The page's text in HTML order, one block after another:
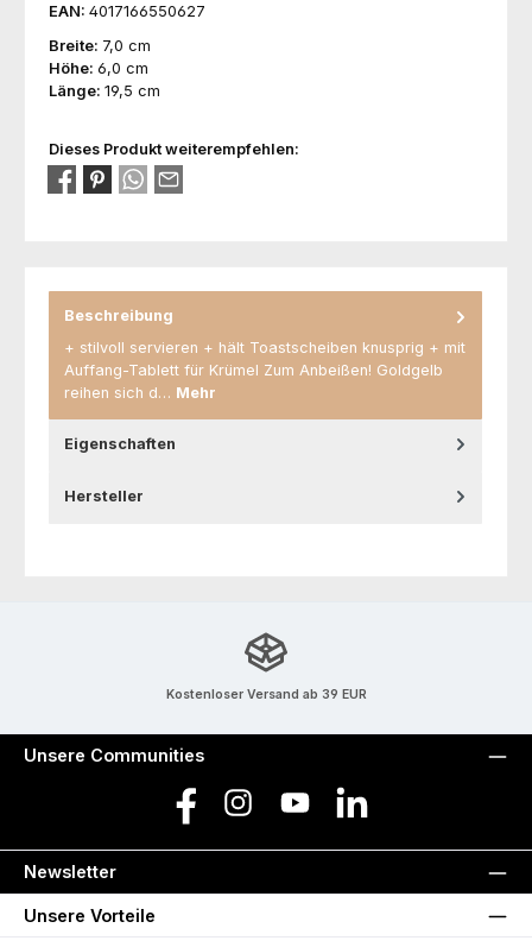
EAN: 4017166550627
Breite: 7,0 cm
Höhe: 6,0 cm
Länge: 19,5 cm
Dieses Produkt weiterempfehlen:
Beschreibung
+ stilvoll servieren + hält Toastscheiben knusprig + mit
Auffang-Tablett für Krümel Zum Anbeißen! Goldgelb
reihen sich d… Mehr
Eigenschaften
Hersteller
Kostenloser Versand ab 39 EUR
Unsere Communities
Facebook Instagram YouTube LinkedIn
Newsletter
Unsere Vorteile